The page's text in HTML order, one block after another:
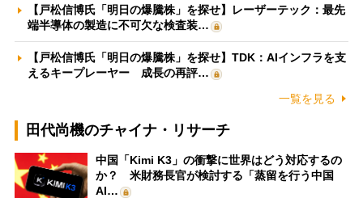
【戸松信博氏「明日の爆騰株」を探せ】レーザーテック：最先
端半導体の製造に不可欠な検査装…
【戸松信博氏「明日の爆騰株」を探せ】TDK：AIインフラを支
えるキープレーヤー 成長の再評…
一覧を見る
田代尚機のチャイナ・リサーチ
中国「Kimi K3」の衝撃に世界はどう対応するの
か？ 米財務長官が検討する「蒸留を行う中国
AI…